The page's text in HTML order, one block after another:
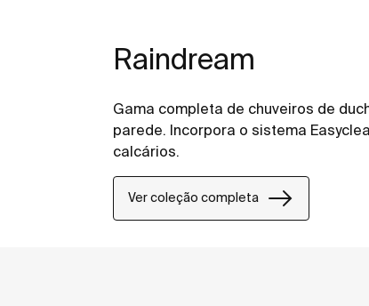
Raindream
Gama completa de chuveiros de
parede. Incorpora o sistema
calcários.
Ver coleção completa